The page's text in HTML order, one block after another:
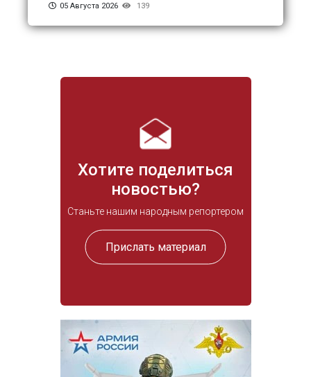
Хотите поделиться
новостью?
Станьте нашим народным репортером
Прислать материал
05 Августа 2026 139